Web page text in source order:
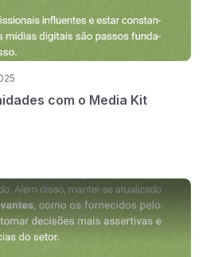
com o Media Kit